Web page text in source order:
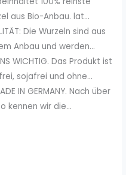
aus Bio-Anbau. lat...
Die Wurzeln sind aus
Anbau und werden...
WICHTIG. Das Produkt ist
sojafrei und ohne...
IN GERMANY. Nach über
kennen wir die...